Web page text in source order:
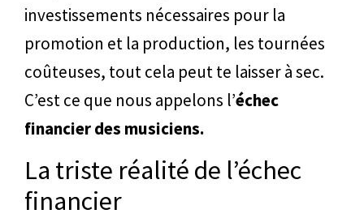
investissements nécessaires pour la
promotion et la production, les tournées
coûteuses, tout cela peut te laisser à sec.
C’est ce que nous appelons l’échec
financier des musiciens.
La triste réalité de l’échec
financier